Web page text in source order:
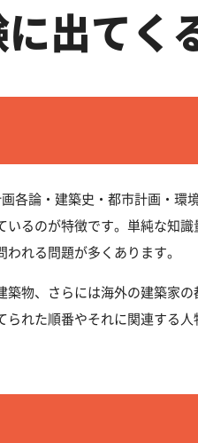
出てく
各論・建築史・都市計画・
いるのが特徴です。単純な知
れる問題が多くあります。
物、さらには海外の建築家
れた順番やそれに関連する